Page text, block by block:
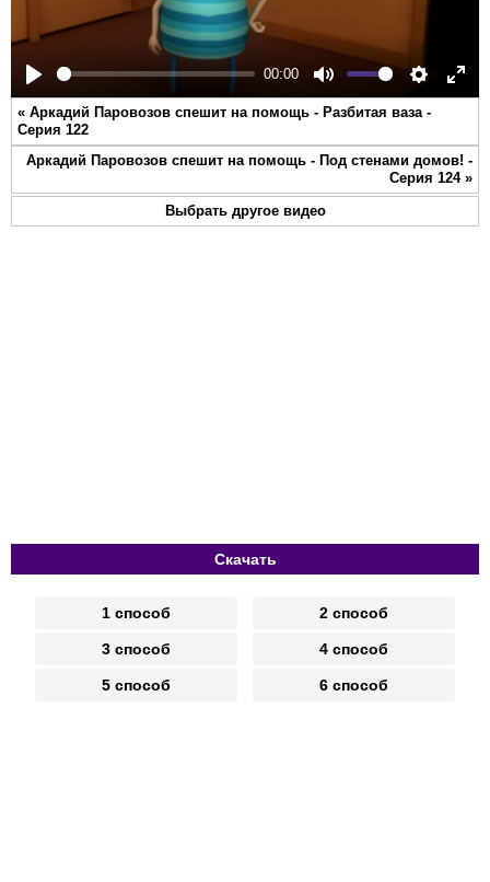
Play
00:00
Mute Settings
« Аркадий Паровозов спешит на помощь - Разбитая ваза -
Серия 122
Аркадий Паровозов спешит на помощь - Под стенами домов! -
Серия 124»
Выбрать другое видео
Скачать
1 способ 2 способ
3 способ 4 способ
5 способ 6 способ